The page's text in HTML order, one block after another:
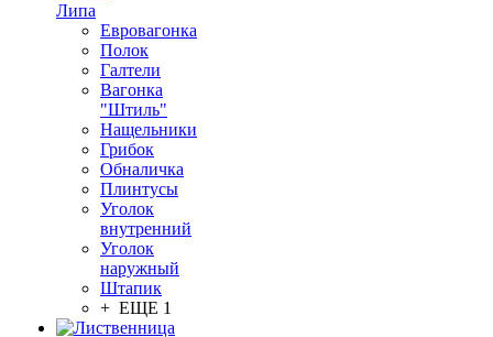
Липа
Евровагонка
Полок
Галтели
Вагонка
"Штиль"
Нащельники
Грибок
Обналичка
Плинтусы
Уголок
внутренний
Уголок
наружный
Штапик
+ ЕЩЕ 1